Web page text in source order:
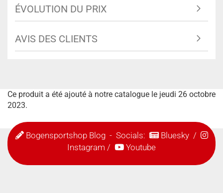
ÉVOLUTION DU PRIX
AVIS DES CLIENTS
Ce produit a été ajouté à notre catalogue le jeudi 26 octobre
2023.
Bogensportshop Blog- Socials: Bluesky/
Instagram / Youtube